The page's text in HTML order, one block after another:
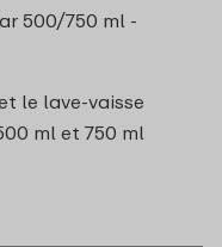
500/750 ml -
le lave-vaisse
ml et 750 ml